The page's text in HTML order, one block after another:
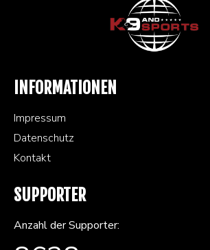
INFORMATIONEN
Impressum
Datenschutz
Kontakt
SUPPORTER
Anzahl der Supporter: